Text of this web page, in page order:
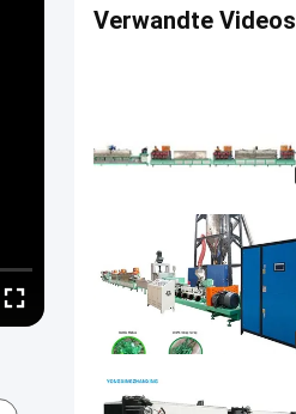
Fullscreen
Verwandte Videos